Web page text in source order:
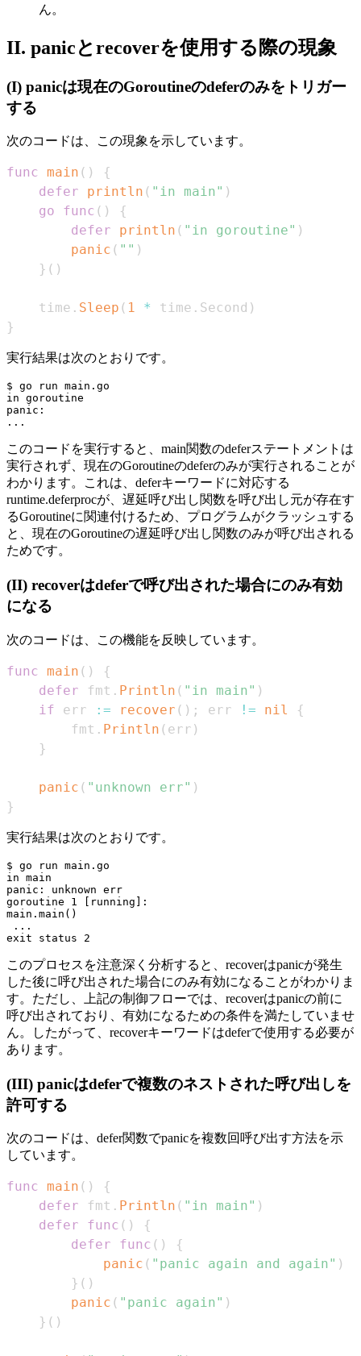
ん。
II. panicとrecoverを使用する際の現象
(I) panicは現在のGoroutineのdeferのみをトリガー
する
次のコードは、この現象を示しています。
func main ( )
{
defer
println ( "in main" )
go
func ( )
{
defer
println ( "in goroutine" )
panic ( "" )
} ( )
	time
. Sleep ( 1 * time . Second )
}
実行結果は次のとおりです。
$ go run main.go
in goroutine
panic:
このコードを実行すると、main関数のdeferステートメントは
実行されず、現在のGoroutineのdeferのみが実行されることが
わかります。これは、deferキーワードに対応する
runtime.deferprocが、遅延呼び出し関数を呼び出し元が存在す
るGoroutineに関連付けるため、プログラムがクラッシュする
と、現在のGoroutineの遅延呼び出し関数のみが呼び出される
ためです。
(II) recoverはdeferで呼び出された場合にのみ有効
になる
次のコードは、この機能を反映しています。
func main ( )
{
defer fmt . Println ( "in main" )
if err := recover ( ) ; err != nil
{
		fmt
. Println ( err )
}
panic ( "unknown err" )
}
実行結果は次のとおりです。
$ go run main.go
in main
panic: unknown err
goroutine 1 [running]:
main.main()
...
このプロセスを注意深く分析すると、recoverはpanicが発生
した後に呼び出された場合にのみ有効になることがわかりま
す。ただし、上記の制御フローでは、recoverはpanicの前に
呼び出されており、有効になるための条件を満たしていませ
ん。したがって、recoverキーワードはdeferで使用する必要が
あります。
(III) panicはdeferで複数のネストされた呼び出しを
許可する
次のコードは、defer関数でpanicを複数回呼び出す方法を示
しています。
func main ( )
{
defer fmt . Println ( "in main" )
defer
func ( )
{
defer
func ( )
{
panic ( "panic again and again" )
} ( )
panic ( "panic again" )
} ( )